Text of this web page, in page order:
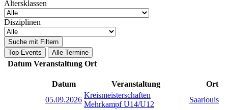
Altersklassen
Disziplinen
Suche mit Filtern
Top-Events
Alle Termine
Datum Veranstaltung Ort
Datum Veranstaltung
Ort
05.09.2026
Kreismeisterschaften
Mehrkampf U14/U12
Saarlouis